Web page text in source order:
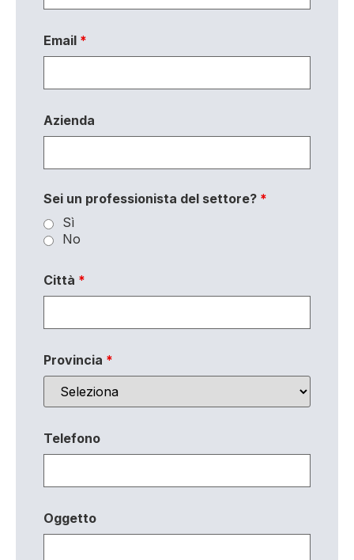
Email *
Azienda
Sei un professionista del settore? *
Sì
No
Città *
Provincia *
Telefono
Oggetto